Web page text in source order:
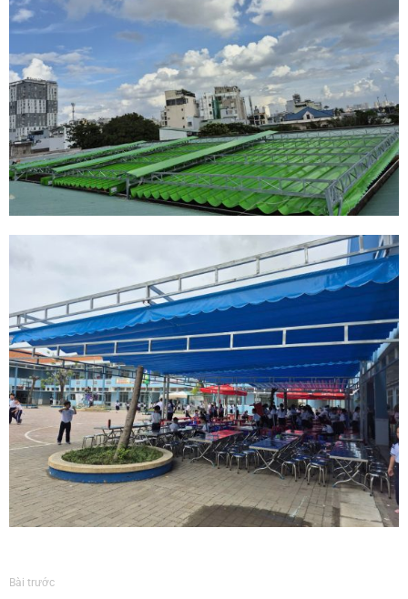
Bài trước